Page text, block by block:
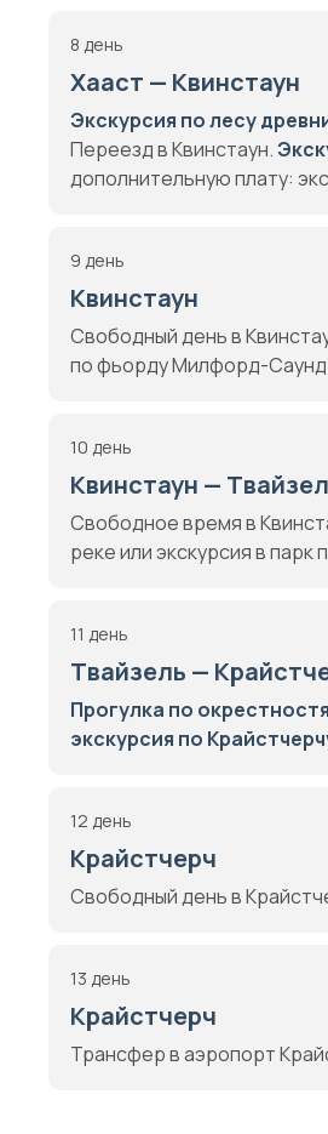
8 день
Хааст — Квинстаун
Экскурсия по лесу
Переезд в Квинстаун.
дополнительную плату:
9 день
Квинстаун
Свободный день в
по фьорду Милфорд-
10 день
Квинстаун —
Свободное время в
реке или экскурсия в
11 день
Твайзель —
Прогулка по
экскурсия по
12 день
Крайстчерч
Свободный день в
13 день
Крайстчерч
Трансфер в аэропорт